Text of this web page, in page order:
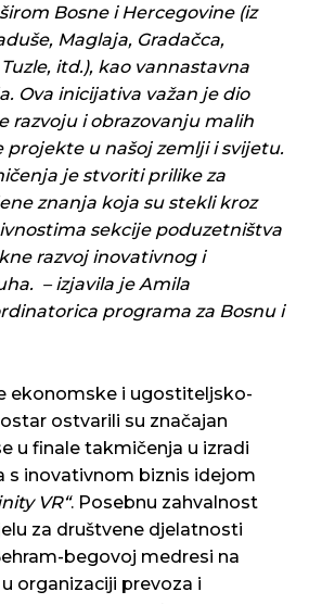
Bosne i Hercegovine (iz
Maglaja, Gradačca,
itd.), kao vannastavna
Ova inicijativa važan je dio
razvoju i obrazovanju malih
projekte u našoj zemlji i svijetu.
je stvoriti prilike za
znanja koja su stekli kroz
sekcije poduzetništva
razvoj inovativnog i
– izjavila je Amila
programa za Bosnu i
ekonomske i ugostiteljsko-
ostvarili su značajan
u finale takmičenja u izradi
s inovativnom biznis idejom
VR“. Posebnu zahvalnost
za društvene djelatnosti
begovoj medresi na
organizaciji prevoza i